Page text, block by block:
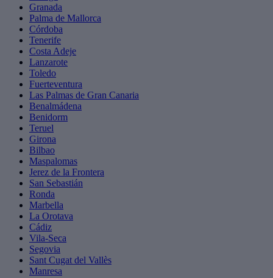
Granada
Palma de Mallorca
Córdoba
Tenerife
Costa Adeje
Lanzarote
Toledo
Fuerteventura
Las Palmas de Gran Canaria
Benalmádena
Benidorm
Teruel
Girona
Bilbao
Maspalomas
Jerez de la Frontera
San Sebastián
Ronda
Marbella
La Orotava
Cádiz
Vila-Seca
Segovia
Sant Cugat del Vallès
Manresa